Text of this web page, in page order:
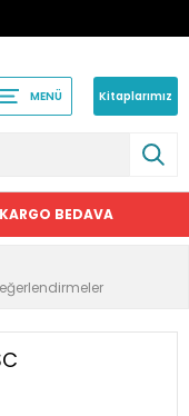
MENÜ Kitaplarımız
KARGO BEDAVA